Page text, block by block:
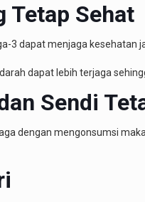
Tetap Sehat
3 dapat menjaga kesehatan
dapat lebih terjaga
Sendi
dengan mengonsumsi